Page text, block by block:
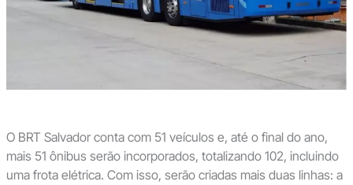
O BRT Salvador conta com 51 veículos e, até o final do ano,
mais 51 ônibus serão incorporados, totalizando 102, incluindo
uma frota elétrica. Com isso, serão criadas mais duas linhas: a